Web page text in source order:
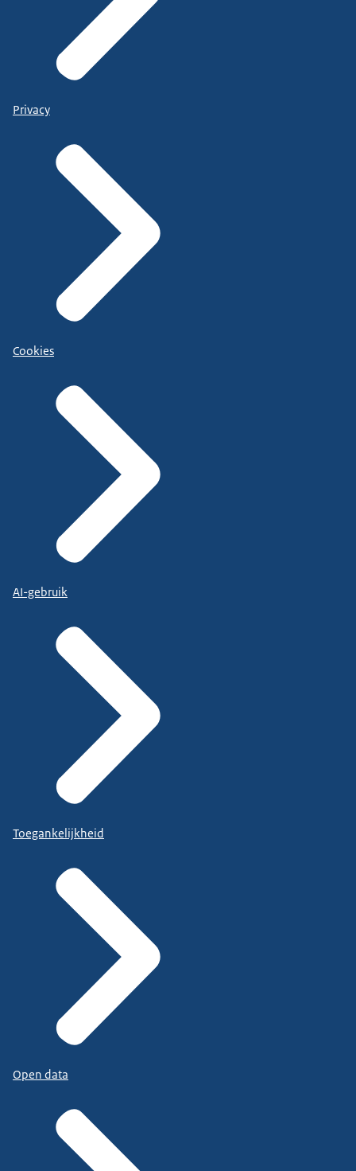
Privacy
Cookies
AI-gebruik
Toegankelijkheid
Open data